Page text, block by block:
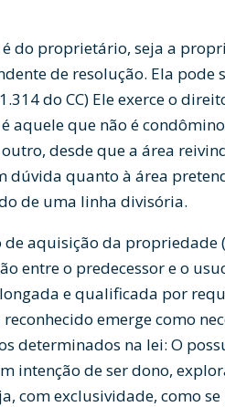
do proprietário, seja a
de resolução. Ela
do CC) Ele exerce o
aquele que não é
desde que a área
dúvida quanto à área
de uma linha divisória.
de aquisição da propriedade
entre o predecessor e o
e qualificada por
emerge como
determinados na lei: O
intenção de ser dono,
com exclusividade, como